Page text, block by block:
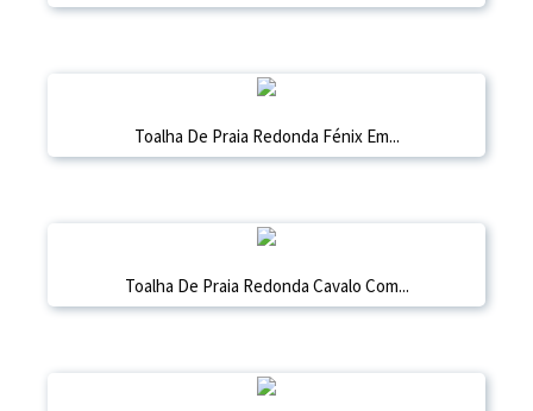
Toalha De Praia Redonda Fénix Em...
Toalha De Praia Redonda Cavalo Com...